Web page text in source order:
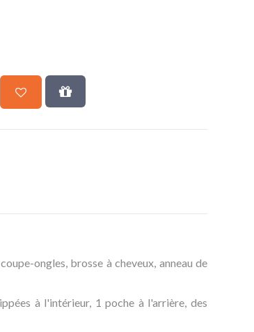
ongles, brosse à cheveux, anneau de
à l'intérieur, 1 poche à l'arrière, des